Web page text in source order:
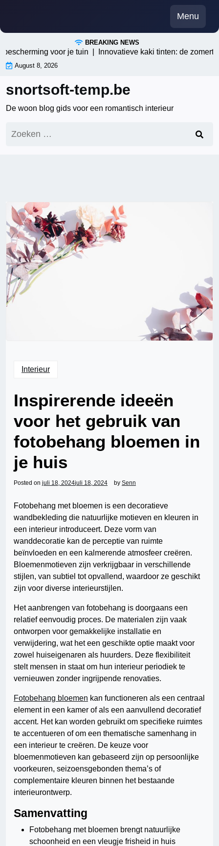
content
Menu
BREAKING NEWS
voor je tuin |Innovatieve kaki tinten: de
August 8, 2026
snortsoft-temp.be
De woon blog gids voor een romantisch interieur
naar:
Interieur
Inspirerende ideeën
voor het gebruik van
fotobehang bloemen in
je huis
Posted on juli 18, 2024juli 18, 2024 by Senn
Fotobehang met bloemen is een decoratieve
wandbekleding die natuurlijke motieven en kleuren in
een interieur introduceert. Deze vorm van
wanddecoratie kan de perceptie van ruimte
beïnvloeden en een kalmerende atmosfeer creëren.
Bloemenmotieven zijn verkrijgbaar in verschillende
stijlen, van subtiel tot opvallend, waardoor ze geschikt
zijn voor diverse interieurstijlen.
Het aanbrengen van fotobehang is doorgaans een
relatief eenvoudig proces. De materialen zijn vaak
ontworpen voor gemakkelijke installatie en
verwijdering, wat het een geschikte optie maakt voor
zowel huiseigenaren als huurders. Deze flexibiliteit
stelt mensen in staat om hun interieur periodiek te
vernieuwen zonder ingrijpende renovaties.
Fotobehang bloemen kan functioneren als een centraal
element in een kamer of als een aanvullend decoratief
accent. Het kan worden gebruikt om specifieke ruimtes
te accentueren of om een thematische samenhang in
een interieur te creëren. De keuze voor
bloemenmotieven kan gebaseerd zijn op persoonlijke
voorkeuren, seizoensgebonden thema’s of
complementaire kleuren binnen het bestaande
interieurontwerp.
Samenvatting
Fotobehang met bloemen brengt natuurlijke
schoonheid en een vleugje frisheid in huis